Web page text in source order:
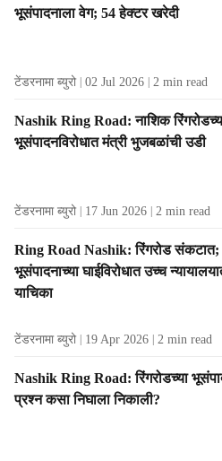
भूसंपादनाला वेग; 54 हेक्टर खरेदी
टेंडरनामा ब्युरो 02 Jul 2026 2 min read
Nashik Ring Road: नाशिक
भूसंपादनविरोधात मंत्री भुजबळांची उडी
टेंडरनामा ब्युरो 17 Jun 2026 2 min read
Ring Road Nashik: रिंगरोड संकटात;
भूसंपादनाच्या घाईविरोधात उच्च
याचिका
टेंडरनामा ब्युरो 19 Apr 2026 2 min read
Nashik Ring Road: रिंगरोडच्या
प्रश्न कसा निघाला निकाली?